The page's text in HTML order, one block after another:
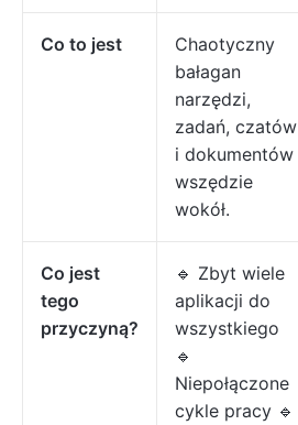
Co to jest
Chaotyczny
bałagan
narzędzi,
zadań, czatów
i dokumentów
wszędzie
wokół.
Co jest
tego
przyczyną?
🔹 Zbyt wiele
aplikacji do
wszystkiego
🔹
Niepołączone
cykle pracy 🔹